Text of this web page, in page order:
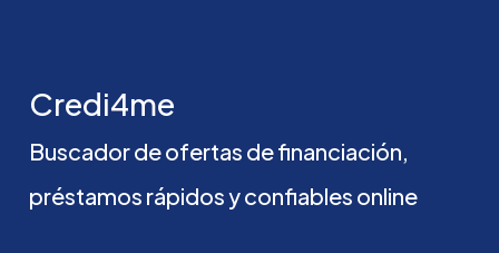
Credi4me
Buscadordeofertas definanciación,
préstamos rápidosyconfiables online